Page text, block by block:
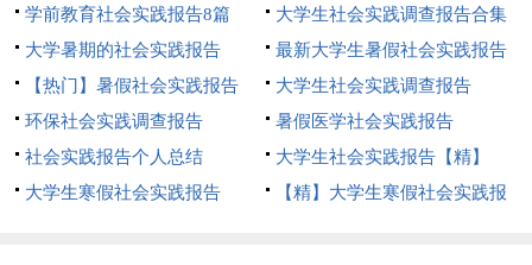
学前教育社会实践报告8篇
大学生社会实践调查报告合集
15篇
大学暑期的社会实践报告
最新大学生暑假社会实践报告
15篇
【热门】暑假社会实践报告
大学生社会实践调查报告
【精】
环保社会实践调查报告
暑假医学社会实践报告
社会实践报告个人总结
大学生社会实践报告【精】
大学生寒假社会实践报告
【精】大学生寒假社会实践报